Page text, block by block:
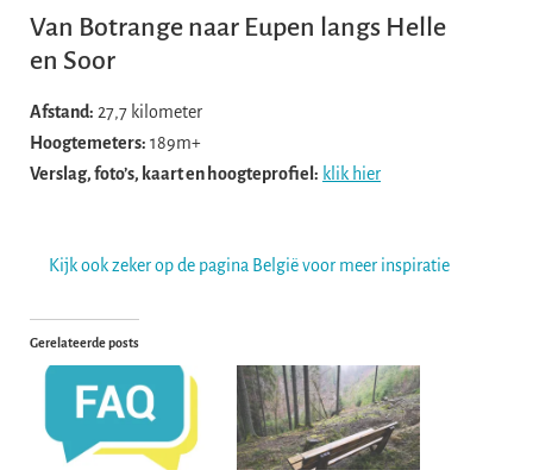
Van Botrange naar Eupen langs Helle
en Soor
Afstand: 27,7 kilometer
Hoogtemeters: 189m+
Verslag, foto’s, kaart en hoogteprofiel: klik hier
Kijk ook zeker op de pagina België voor meer inspiratie
Gerelateerde posts